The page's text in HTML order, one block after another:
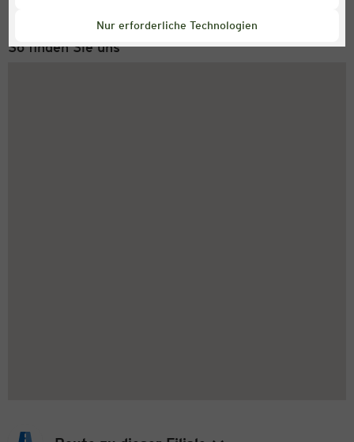
Nur erforderliche Technologien
So finden Sie uns